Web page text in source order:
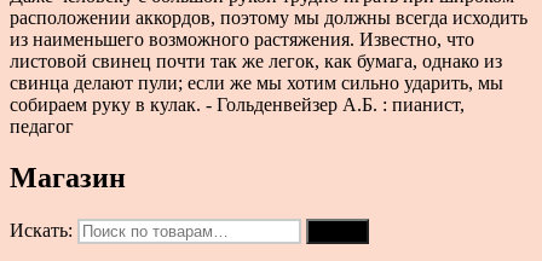
расположении аккордов, поэтому мы должны всегда исходить
из наименьшего возможного растяжения. Известно, что
листовой свинец почти так же легок, как бумага, однако из
свинца делают пули; если же мы хотим сильно ударить, мы
собираем руку в кулак. - Гольденвейзер А.Б. : пианист,
педагог
Магазин
Искать: